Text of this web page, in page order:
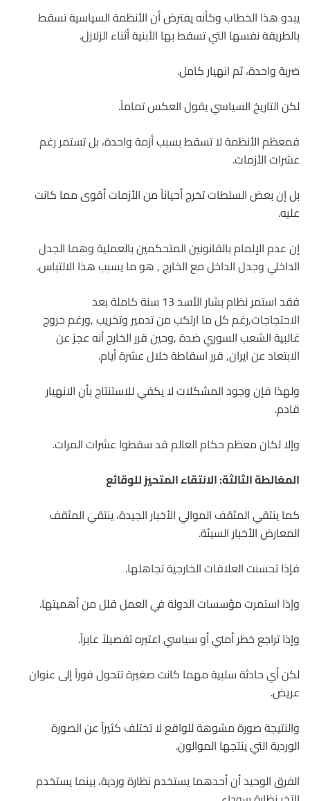
يبدو هذا الخطاب وكأنه يفترض أن الأنظمة السياسية تسقط
بالطريقة نفسها التي تسقط بها الأبنية أثناء الزلازل.
ضربة واحدة، ثم انهيار كامل.
لكن التاريخ السياسي يقول العكس تماماً.
فمعظم الأنظمة لا تسقط بسبب أزمة واحدة، بل تستمر رغم
عشرات الأزمات.
بل إن بعض السلطات تخرج أحياناً من الأزمات أقوى مما كانت
عليه.
إن عدم الإلمام بالقانونين المتحكمين بالعملية وهما الجدل
الداخلي وجدل الداخل مع الخارج , هو ما يسبب هذا الالتباس.
فقد استمر نظام بشار الأسد 13 سنة كاملة بعد
الاحتجاجات,رغم كل ما ارتكب من تدمير وتخريب ,ورغم خروج
غالبية الشعب السوري ضدة ,وحين قرر الخارج أنه عجز عن
الابتعاد عن ايران, قرر اسقاطة خلال عشرة أيام.
ولهذا فإن وجود المشكلات لا يكفي للاستنتاج بأن الانهيار
قادم.
وإلا لكان معظم حكام العالم قد سقطوا عشرات المرات.
المغالطة الثالثة: الانتقاء المتحيز للوقائع
كما ينتقي المثقف الموالي الأخبار الجيدة، ينتقي المثقف
المعارض الأخبار السيئة.
فإذا تحسنت العلاقات الخارجية تجاهلها.
وإذا استمرت مؤسسات الدولة في العمل قلل من أهميتها.
وإذا تراجع خطر أمني أو سياسي اعتبره تفصيلاً عابراً.
لكن أي حادثة سلبية مهما كانت صغيرة تتحول فوراً إلى عنوان
عريض.
والنتيجة صورة مشوهة للواقع لا تختلف كثيراً عن الصورة
الوردية التي ينتجها الموالون.
الفرق الوحيد أن أحدهما يستخدم نظارة وردية، بينما يستخدم